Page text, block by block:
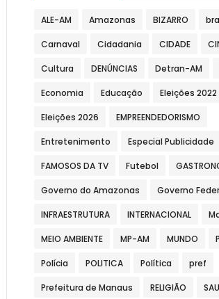
ALE-AM Amazonas BIZARRO
Carnaval Cidadania CIDADE
Cultura DENÚNCIAS Detran-AM
Economia Educação Eleições 2022
Eleições 2026 EMPREENDEDORISMO
Entretenimento Especial Publicidade
FAMOSOS DA TV Futebol
Governo do Amazonas Governo
INFRAESTRUTURA INTERNACIONAL
MEIO AMBIENTE MP-AM MUNDO
Polícia POLITICA Política pref
Prefeitura de Manaus RELIGIÃO